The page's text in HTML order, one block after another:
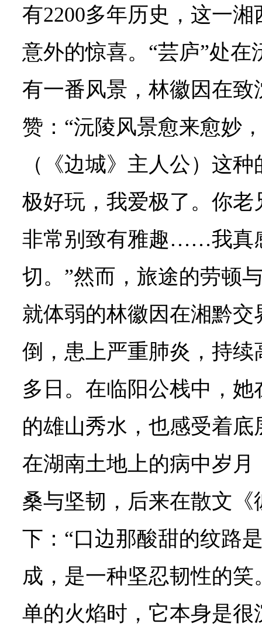
有2200多年历史，这一
意外的惊喜。“芸庐”处
有一番风景，林徽因在致
赞：“沅陵风景愈来愈妙
（《边城》主人公）这
极好玩，我爱极了。你
非常别致有雅趣……我真
切。”然而，旅途的劳顿
就体弱的林徽因在湘黔
倒，患上严重肺炎，持
多日。在临阳公栈中，
的雄山秀水，也感受着
在湖南土地上的病中岁
桑与坚韧，后来在散文《
下：“口边那酸甜的纹路
成，是一种坚忍韧性的
单的火焰时，它本身是